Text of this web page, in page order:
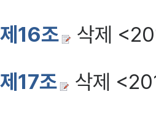
제16조
삭제
제17조
삭제